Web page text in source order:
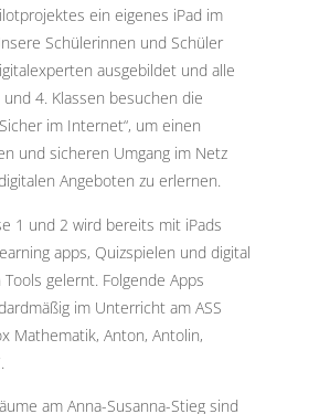
ein eigenes iPad im
Schülerinnen und Schüler
ausgebildet und alle
4. Klassen besuchen die
im Internet“, um einen
und sicheren Umgang im Netz
Angeboten zu erlernen.
1 und 2 wird bereits mit iPads
apps, Quizspielen und digital
gelernt. Folgende Apps
im Unterricht am ASS
Mathematik, Anton, Antolin,
am Anna-Susanna-Stieg sind